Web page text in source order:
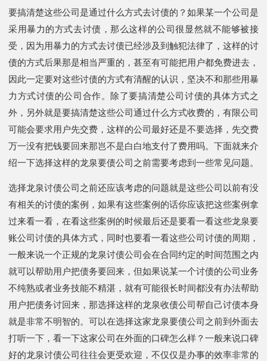
要搞清楚这些公司是通过什么方式去讨债的？如果某一个公司是
采用暴力的方式去讨债，那么这样的公司很显然就不能够被接
受，因为用暴力的方式去讨债已经涉及到触犯法律了，这样的讨
债的方式后果那是相当严重的，甚至有可能把用户都免费进去，
因此一定要对这些讨债的方式有清醒的认识，坚决不和那些用暴
力方式讨债的公司合作。除了要搞清楚公司讨债的具体方式之
外，另外就是要搞清楚这些公司通过什么方式收费的，有限公司
可能会要求用户先交费，这样的公司最好还是不要选择，先交费
万一没有把钱要回来那岂不是白白地支付了费用吗。下面就来介
绍一下选择这样的龙泉要债公司之前需要考虑到一些常见问题。
选择龙泉讨债公司之前还应该考虑的问题就是这些公司以前有没
有相关的讨债的案例，如果有这些案例的话你应该把这些案例拿
过来看一看，在看这些案例的时候最后还是要看一看这些龙泉要
账公司讨债的具体方式，同时也要看一看这些公司讨债的周期，
一般来说一个正规的龙泉讨债公司会在合同约定的时间范围之内
就可以帮助用户把债务要回来，但如果说某一个讨债的公司业务
不纯熟或者业务技能不精湛，就有可能很长时间都没有办法帮助
用户把债务讨回来，那选择这样的龙泉收债公司帮自己讨债本身
就是非常不明智的。可以在选择这家龙泉要债公司之前到外面去
打听一下，看一下这家公司在外面的口碑怎么样？一般来说口碑
好的龙泉讨债公司往往会更受欢迎，不仅仅是办事的效率非常的